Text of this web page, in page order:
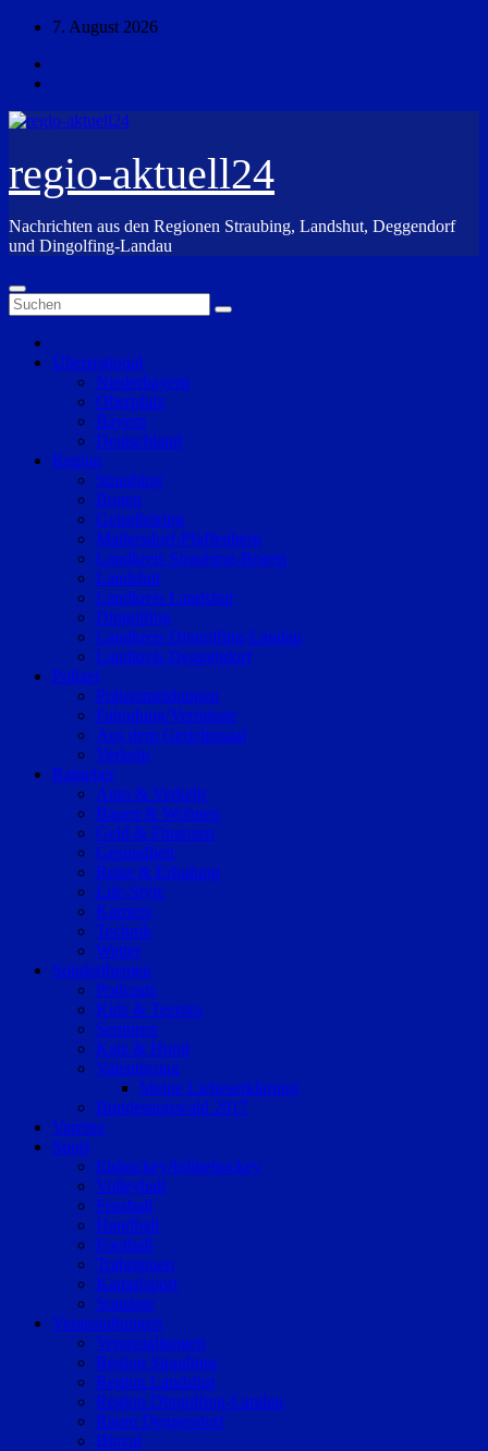
Zum
springen
7. August 2026
regio-aktuell24
Nachrichten aus den Regionen Straubing, Landshut, Deggendorf
und Dingolfing-Landau
Überregional
Niederbayern
Oberpfalz
Bayern
Deutschland
Region
Straubing
Bogen
Geiselhöring
Mallersdorf-Pfaffenberg
Landkreis Straubing-Bogen
Landshut
Landkreis Landshut
Dingolfing
Landkreis Dingolfing-Landau
Landkreis Deggendorf
Polizei
Polizeimeldungen
Fahndung/Vermisste
Aus dem Gerichtssaal
Verkehr
Ratgeber
Auto & Verkehr
Bauen & Wohnen
Geld & Finanzen
Gesundheit
Reise & Erholung
Life-Style
Karriere
Technik
Wetter
Sonderthemen
Podcasts
Kids & Teenies
Senioren
Katz & Hund
Valentinstag
Meine Liebeserklärung
Bundestagswahl 2017
Vereine
Sport
Eishockey/Inlinehockey
Volleyball
Fussball
Handball
Football
Trabrennen
Kampfsport
Sonstige
Veranstaltungen
Veranstaltungen
Region Straubing
Region Landshut
Region Dingolfing-Landau
Raum Deggendorf
Bluval